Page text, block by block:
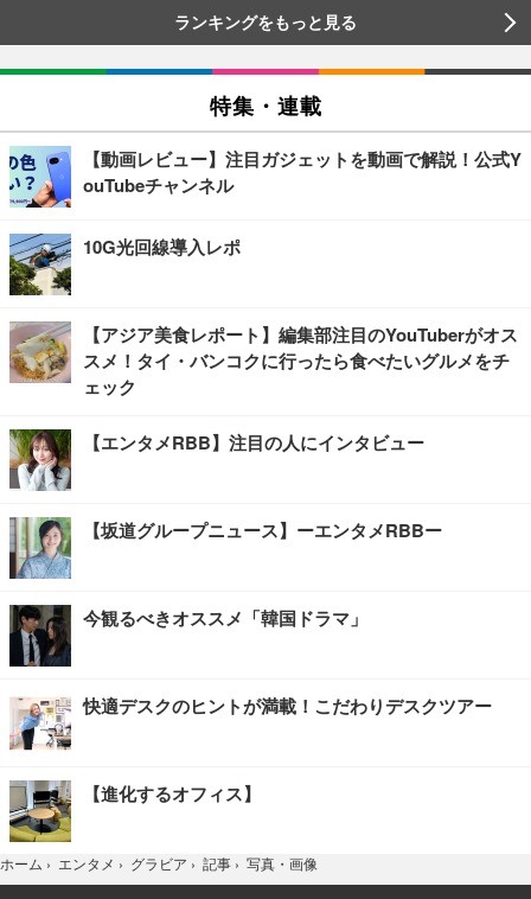
ランキングをもっと見る
特集・連載
【動画レビュー】注目ガジェットを動画で解説！公式Y
ouTubeチャンネル
10G光回線導入レポ
【アジア美食レポート】編集部注目のYouTuberがオス
スメ！タイ・バンコクに行ったら食べたいグルメをチ
ェック
【エンタメRBB】注目の人にインタビュー
【坂道グループニュース】ーエンタメRBBー
今観るべきオススメ「韓国ドラマ」
快適デスクのヒントが満載！こだわりデスクツアー
【進化するオフィス】
ホーム › エンタメ › グラビア › 記事 › 写真・画像